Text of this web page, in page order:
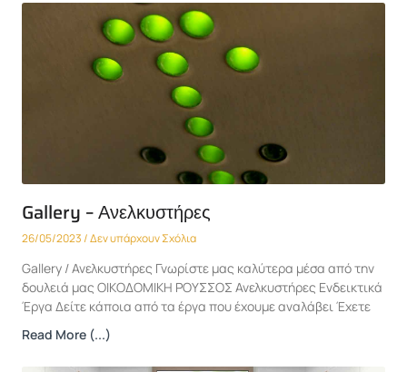
Gallery – Ανελκυστήρες
26/05/2023 Δεν υπάρχουν Σχόλια
Gallery / Ανελκυστήρες Γνωρίστε μας καλύτερα μέσα από την
δουλειά μας ΟΙΚΟΔΟΜΙΚΗ ΡΟΥΣΣΟΣ Ανελκυστήρες Ενδεικτικά
Έργα Δείτε κάποια από τα έργα που έχουμε αναλάβει Έχετε
Read More (...)